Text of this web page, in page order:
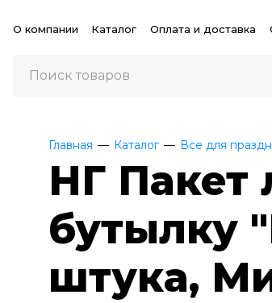
О компании Каталог Оплата и доставка
Главная Каталог Все для
НГ
бутылку
штука,